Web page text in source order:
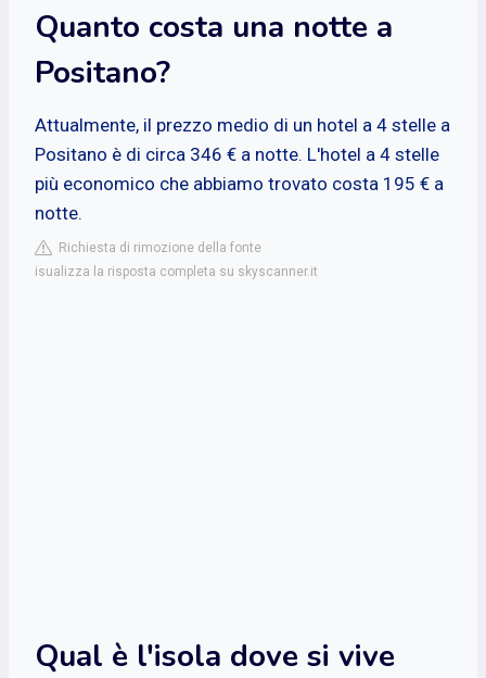
Quanto costa una notte a
Positano?
Attualmente, il prezzo medio di un hotel a 4 stelle a
Positano è di circa 346 € a notte. L'hotel a 4 stelle
più economico che abbiamo trovato costa 195 € a
notte.
Richiesta di rimozione della fonte
isualizza la risposta completa su skyscanner.it
Qual è l'isola dove si vive